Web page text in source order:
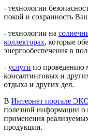
- технологии
покой и сохранность
- технологии на
коллекторах, которые
энергообеспечения в
- услуги по проведению
консалтинговых и
отдыха и других дел.
В Интернет портале
полезной информации о
применения
продукции.